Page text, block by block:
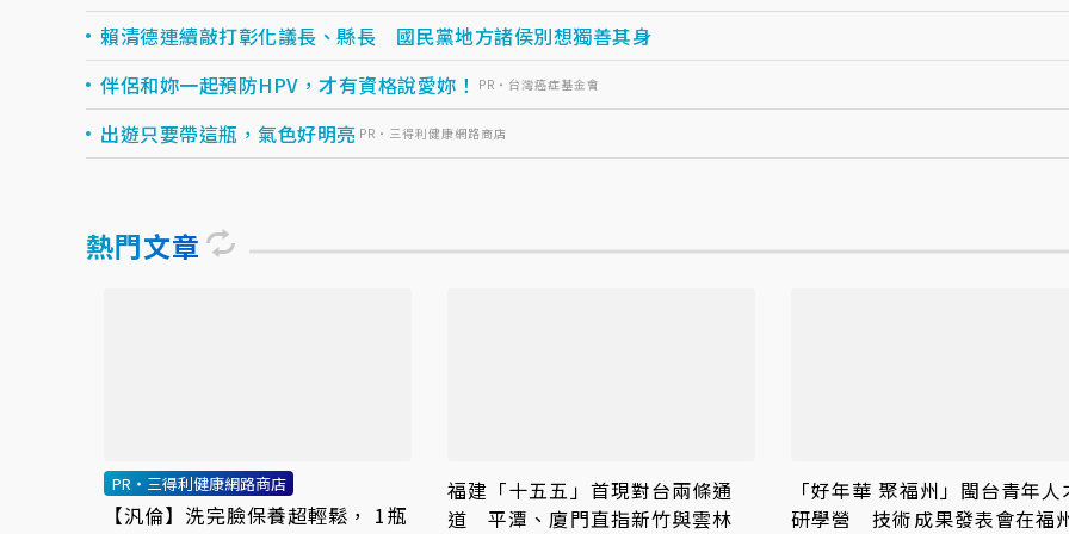
賴清德連續敲打彰化議長、縣長 國民黨地方諸侯別想獨善其身
伴侶和妳一起預防HPV，才有資格說愛妳！
PR・台灣癌症基金會
出遊只要帶這瓶，氣色好明亮 PR・三得利健康網路商店
熱門文章
PR・三得利健康網路商店
【汎倫】洗完臉保養超輕鬆， 1瓶
福建「十五五」首現對台兩條通
道 平潭、廈門直指新竹與雲林
「好年華 聚福州」閩台青年人
研學營 技術成果發表會在福